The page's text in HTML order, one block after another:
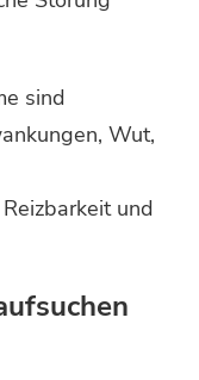
sind
Wut,
und